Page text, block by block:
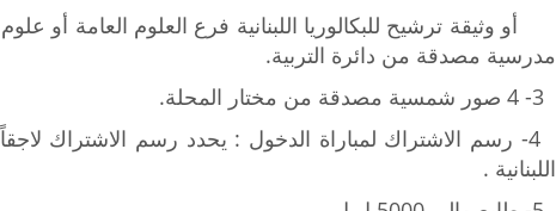
أو وثيقة ترشيح للبكالوريا اللبنانية فرع العلوم العامة أو
مدرسية مصدقة من دائرة التربية.
3- 4 صور شمسية مصدقة من مختار المحلة.
4- رسم الاشتراك لمباراة الدخول : يحدد رسم الاشتراك
اللبنانية .